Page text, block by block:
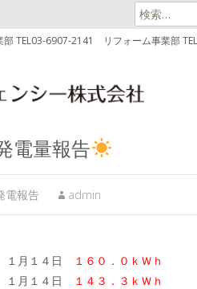
検
索:
部 TEL03-6907-2141 リフォーム事業部
電量報告
電報告 admin
月１４日
１６０．０ｋＷｈ
月１４日
１４３．３ｋＷｈ